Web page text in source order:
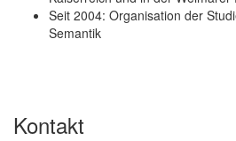
Seit 2004: Organisation der
Semantik
Kontakt